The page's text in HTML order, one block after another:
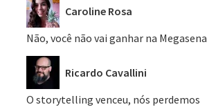
Caroline Rosa
Não, você não vai ganhar na Megasena
Ricardo Cavallini
O storytelling venceu, nós perdemos